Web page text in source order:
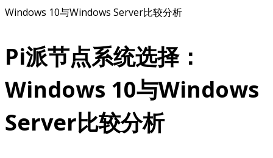
Windows 10与Windows Server比较分析
Pi派节点系统选择：
Windows 10与Windows
Server比较分析